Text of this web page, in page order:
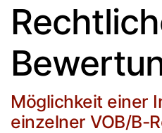
Möglichkeit einer
einzelner VOB/B-